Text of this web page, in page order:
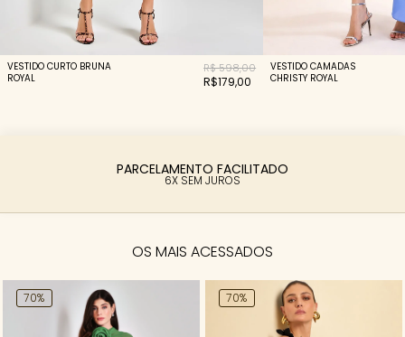
VESTIDO CURTO BRUNA
ROYAL
R$ 598,00
R$179,00
VESTIDO CAMADAS
CHRISTY ROYAL
PARCELAMENTO FACILITADO
6X SEM JUROS
OS MAIS ACESSADOS
70% 70%